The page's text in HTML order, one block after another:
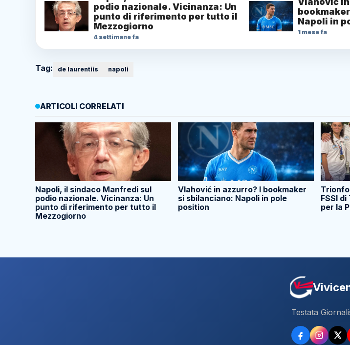
podio nazionale. Vicinanza: Un
punto di riferimento per tutto il
Mezzogiorno
4 settimane fa
Napoli in
1 mese fa
Tag: de laurentiis napoli
ARTICOLI CORRELATI
Napoli, il sindaco Manfredi sul
podio nazionale. Vicinanza: Un
punto di riferimento per tutto il
Mezzogiorno
Vlahović in azzurro? I bookmaker
si sbilanciano: Napoli in pole
position
FSSI
per la
Testata